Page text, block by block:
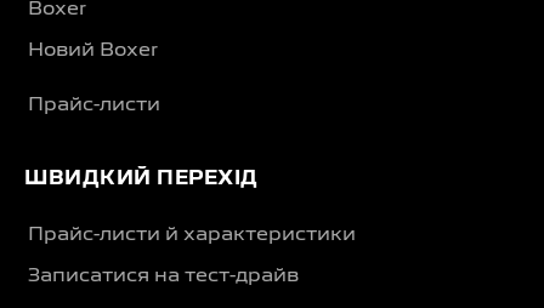
Boxer
Новий Boxer
Прайс-листи
ШВИДКИЙ ПЕРЕХІД
Прайс-листи й характеристики
Записатися на тест-драйв